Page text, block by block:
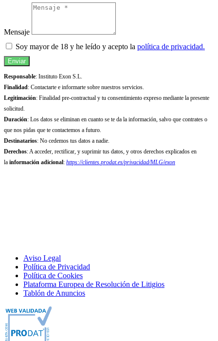
Mensaje
Soy mayor de 18 y he leído y acepto la política de privacidad.
Enviar
Responsable: Instituto Exon S.L.
Finalidad: Contactarte e informarte sobre nuestros servicios.
Legitimación: Finalidad pre-contractual y tu consentimiento expreso mediante la presente
solicitud.
Duración: Los datos se eliminan en cuanto se te da la información, salvo que contrates o
que nos pidas que te contactemos a futuro.
Destinatarios: No cedemos tus datos a nadie.
Derechos: A acceder, rectificar, y suprimir tus datos, y otros derechos explicados en
la información adicional: https://clientes.prodat.es/privacidad/MLG/exon
Aviso Legal
Política de Privacidad
Política de Cookies
Plataforma Europea de Resolución de Litigios
Tablón de Anuncios